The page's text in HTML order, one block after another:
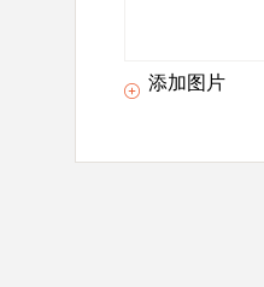
添加图片